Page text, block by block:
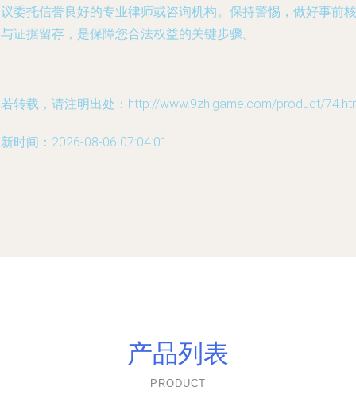
委托信誉良好的专业律师或咨询机构。保持警惕，做好事前核
证据留存，是保障您合法权益的关键步骤。
转载，请注明出处：http://www.9zhigame.com/product/
时间：2026-08-06 07:04:01
产品列表
PRODUCT